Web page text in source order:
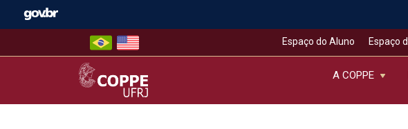
Espaço do Aluno Espaço
COPPE – UFRJ
A COPPE